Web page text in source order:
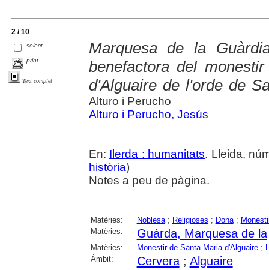
2 / 10
select
print
Text complet
Marquesa de la
benefactora del
d'Alguaire de l'orde de
Alturo i Perucho
Alturo i Perucho, Jesús
En: Ilerda : humanitats. Lleida,
història)
Notes a peu de pàgina.
Matèries: Noblesa; Religioses ; Dona;
Matèries:
Guàrda, Marquesa de la
Matèries: Monestir de Santa Maria d'Alguaire;
Àmbit:
Cervera; Alguaire